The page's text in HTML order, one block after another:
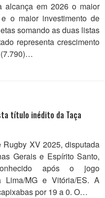
alcança em 2026 o maior
o maior investimento de
somando as duas listas
representa crescimento
(7.790)…
título inédito da Taça
XV 2025, disputada
Gerais e Espírito Santo,
após o jogo
Lima/MG e Vitória/ES. A
por 19 a 0. O…